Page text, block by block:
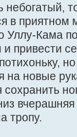
в приятном
Уллу-Кама
привести
на новые
сохранить
вчерашняя
тропу.